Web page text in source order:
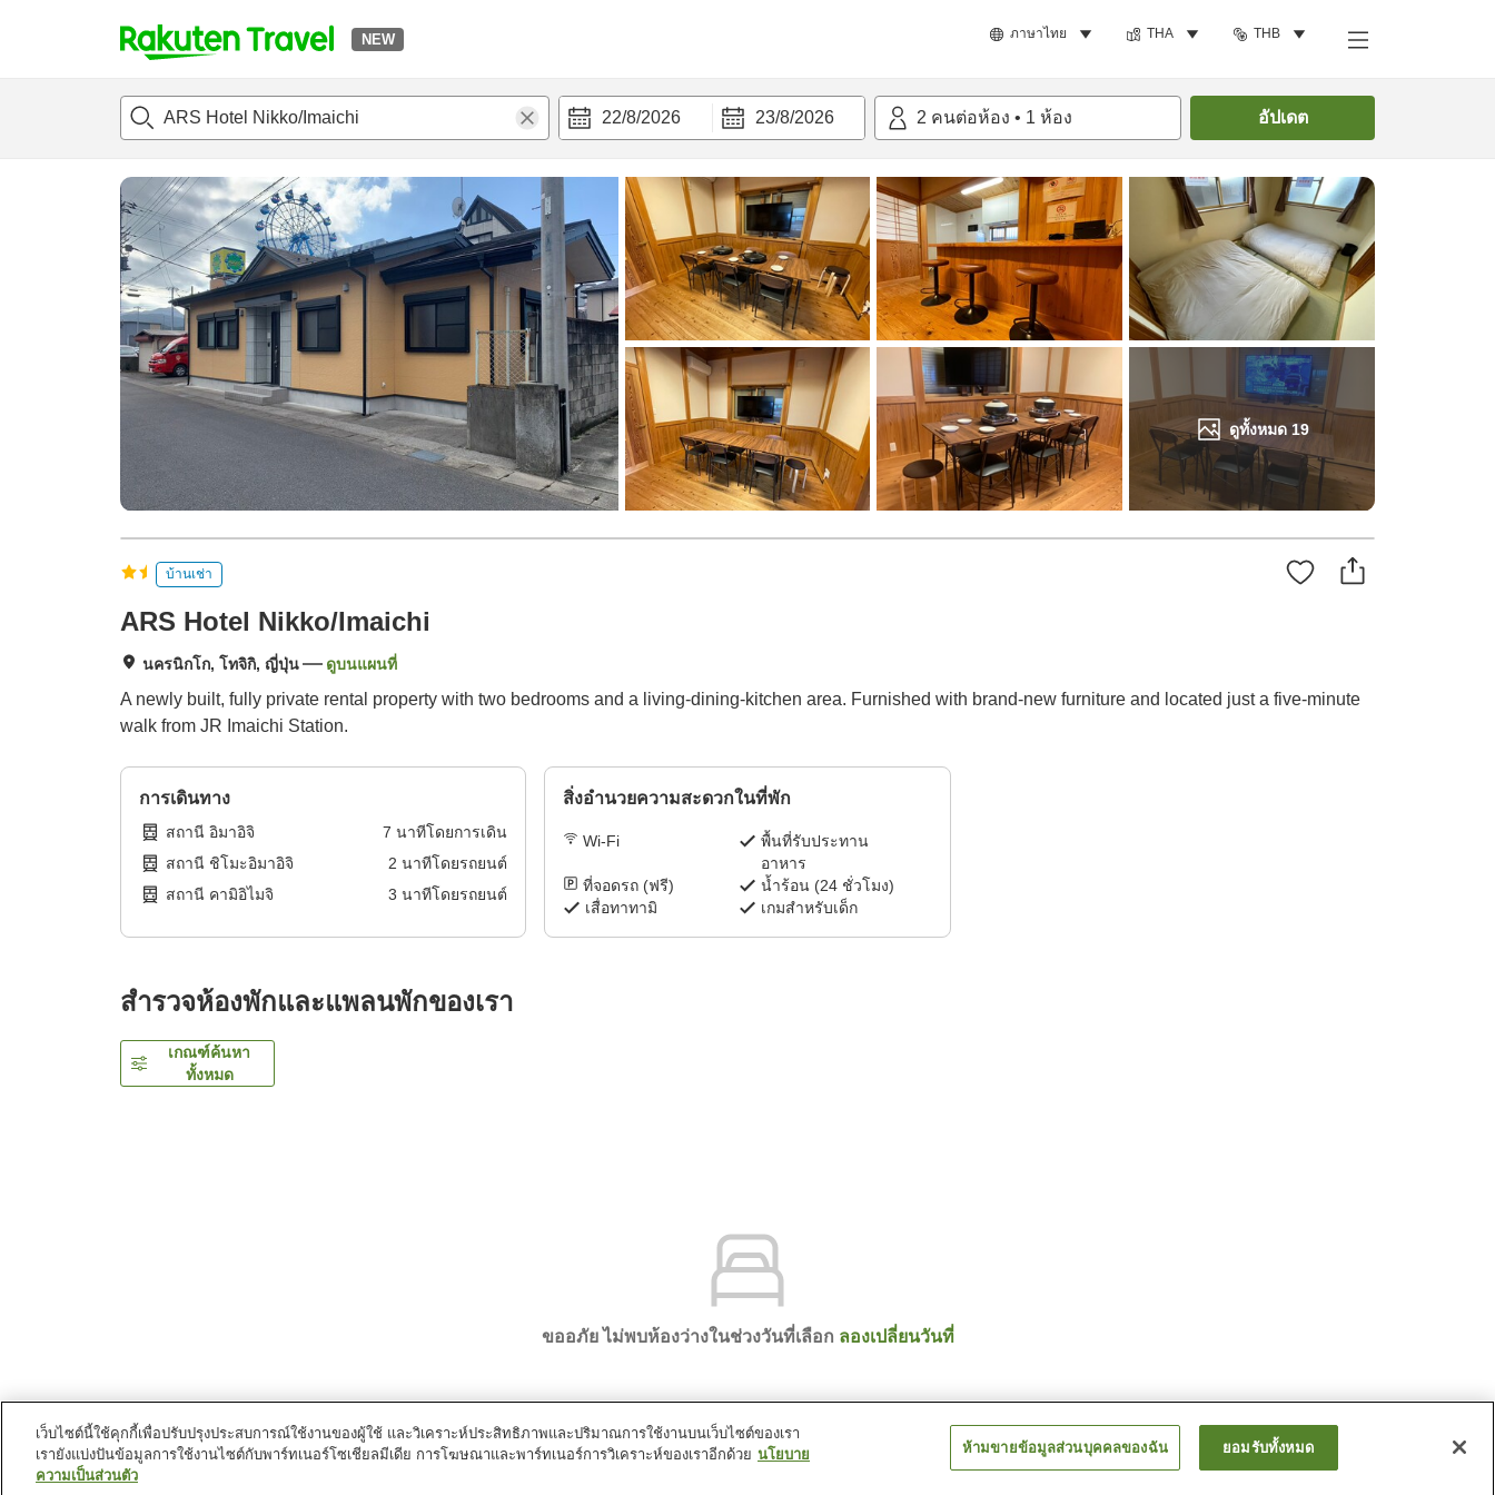
NEW ภาษาไทย THA THB
t
p
a
g
e
_
s
e
a
c
h
22/8/2026 23/8/2026 2 คนต่อห้อง • 1 ห้อง อัปเดต
ดูทั้งหมด 19
แนะนำที่พักห้องพักและแพลนพักรีวิว ค้นหาห้องพัก
บ้านเช่า
ARS Hotel Nikko/Imaichi
นครนิกโก, โทจิกิ, ญี่ปุ่น ดูบนแผนที่
A newly built, fully private rental property with two bedrooms and a living-dining-kitchen area. Furnished with brand-new furniture and located just a five-minute
walk from JR Imaichi Station.
การเดินทาง
สถานี อิมาอิจิ 7 นาทีโดยการเดิน
สถานี ชิโมะอิมาอิจิ
2 นาทีโดยรถยนต์
สถานี คามิอิไมจิ
3 นาทีโดยรถยนต์
สิ่งอำนวยความสะดวกในที่พัก
Wi-Fi
พื้นที่รับประทาน
อาหาร
ที่จอดรถ (ฟรี)
น้ำร้อน (24 ชั่วโมง)
เสื่อทาทามิ
เกมสำหรับเด็ก
สำรวจห้องพักและแพลนพักของเรา
เกณฑ์ค้นหา
ทั้งหมด
ขออภัย ไม่พบห้องว่างในช่วงวันที่เลือก ลองเปลี่ยนวันที่
หน้าแรก
เว็บไซต์นี้ใช้คุกกี้เพื่อปรับปรุงประสบการณ์ใช้งานของผู้ใช้ และวิเคราะห์ประสิทธิภาพและปริมาณการใช้งานบนเว็บไซต์ของเรา
เรายังแบ่งปันข้อมูลการใช้งานไซต์กับพาร์ทเนอร์โซเชียลมีเดีย การโฆษณาและพาร์ทเนอร์การวิเคราะห์ของเราอีกด้วย นโยบาย
ความเป็นส่วนตัว
ห้ามขายข้อมูลส่วนบุคคลของฉัน ยอมรับทั้งหมด